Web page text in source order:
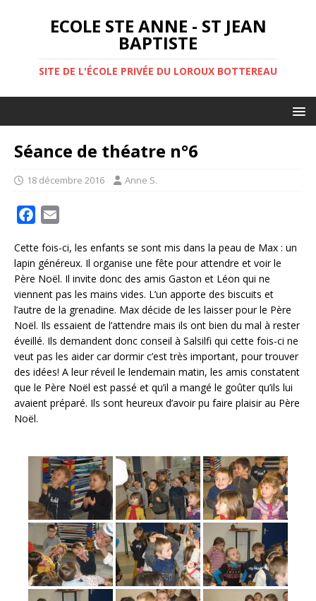
ECOLE STE ANNE - ST JEAN
BAPTISTE
SITE DE L'ÉCOLE PRIVÉE DU LOROUX BOTTEREAU
Séance de théatre n°6
18 décembre 2016 Anne S.
c
e
o
o
k
a
i
Cette fois-ci, les enfants se sont mis dans la peau de Max : un
lapin généreux. Il organise une fête pour attendre et voir le
Père Noël. Il invite donc des amis Gaston et Léon qui ne
viennent pas les mains vides. L’un apporte des biscuits et
l’autre de la grenadine. Max décide de les laisser pour le Père
Noël. Ils essaient de l’attendre mais ils ont bien du mal à rester
éveillé. Ils demandent donc conseil à Salsilfi qui cette fois-ci ne
veut pas les aider car dormir c’est très important, pour trouver
des idées! A leur réveil le lendemain matin, les amis constatent
que le Père Noël est passé et qu’il a mangé le goûter qu’ils lui
avaient préparé. Ils sont heureux d’avoir pu faire plaisir au Père
Noël.